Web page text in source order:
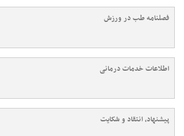
فصلنامه طب در ورزش
اطلاعات خدمات درمانی
پیشنهاد، انتقاد و شکایت